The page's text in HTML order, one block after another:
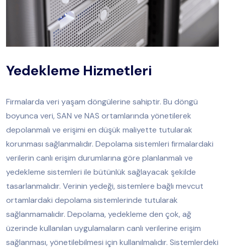
Yedekleme Hizmetleri
Firmalarda veri yaşam döngülerine sahiptir. Bu döngü
boyunca veri, SAN ve NAS ortamlarında yönetilerek
depolanmalı ve erişimi en düşük maliyette tutularak
korunması sağlanmalıdır. Depolama sistemleri firmalardaki
verilerin canlı erişim durumlarına göre planlanmalı ve
yedekleme sistemleri ile bütünlük sağlayacak şekilde
tasarlanmalıdır. Verinin yedeği, sistemlere bağlı mevcut
ortamlardaki depolama sistemlerinde tutularak
sağlanmamalıdır. Depolama, yedekleme den çok, ağ
üzerinde kullanılan uygulamaların canlı verilerine erişim
sağlanması, yönetilebilmesi için kullanılmalıdır. Sistemlerdeki